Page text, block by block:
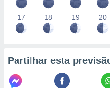
de
1199
17 18 19 20
Partilhar esta